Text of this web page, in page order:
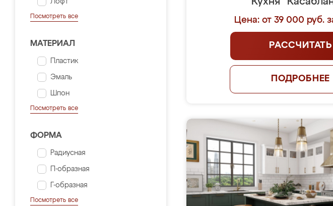
Лофт
Посмотреть все
МАТЕРИАЛ
Пластик
Эмаль
Шпон
Посмотреть все
ФОРМА
Радиусная
П-образная
Г-образная
Посмотреть все
Цена: от 39 000 руб.
РАССЧИТАТЬ
ПОДРОБНЕЕ